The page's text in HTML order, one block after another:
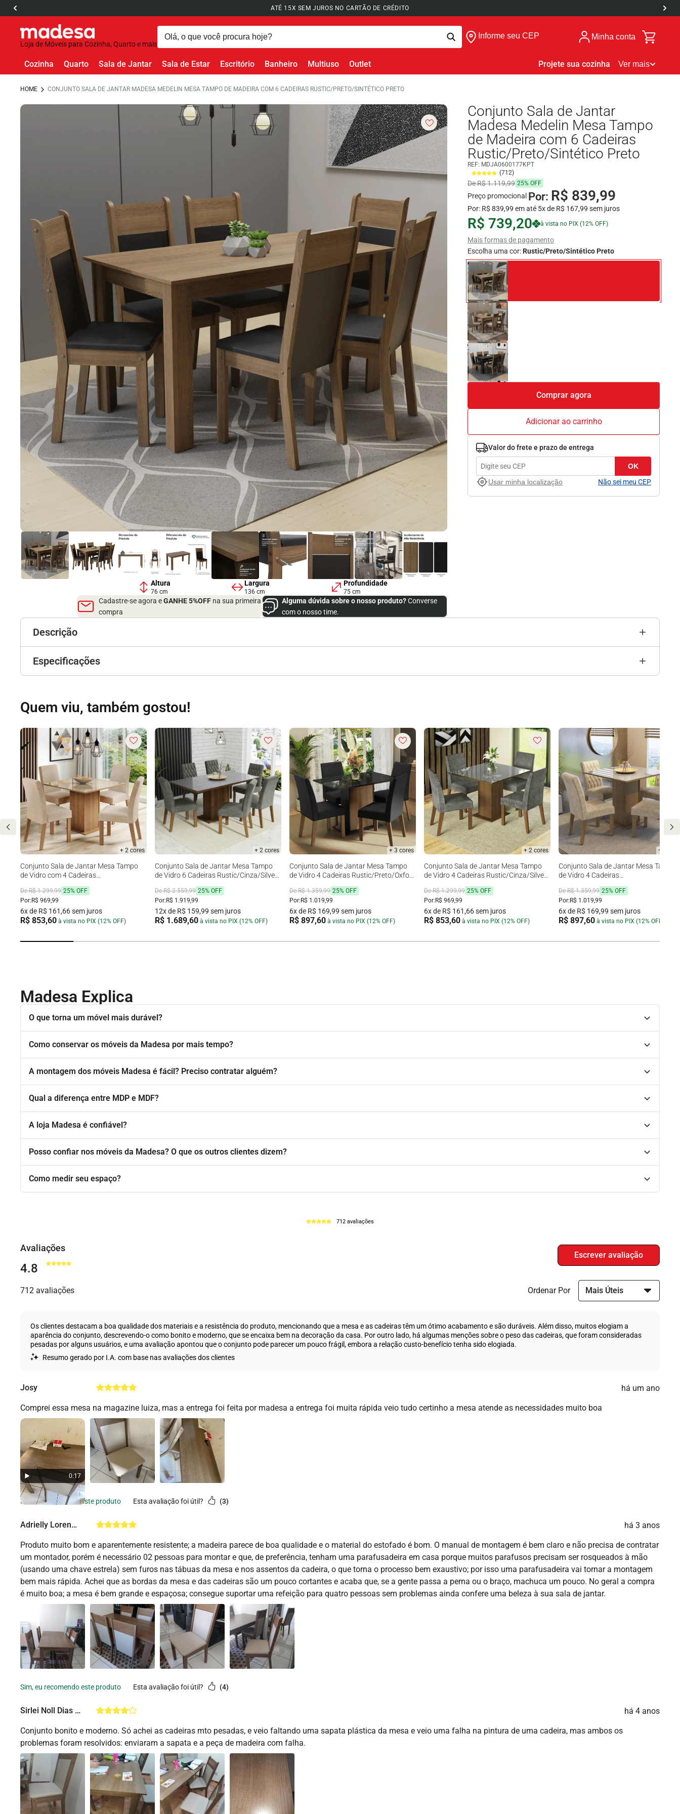
ATÉ 15X SEM JUROS NO CARTÃO DE CRÉDITO
Loja de Móveis para Cozinha, Quarto e mais
Informe seu CEP Minha conta
Cozinha Quarto Sala de Jantar Sala de Estar Escritório Banheiro Multiuso Outlet Projete sua cozinha Ver mais
HOME CONJUNTO SALA DE JANTAR MADESA MEDELIN MESA TAMPO DE MADEIRA COM 6 CADEIRAS RUSTIC/PRETO/SINTÉTICO PRETO
Altura
76 cm
Largura
136 cm
Profundidade
75 cm
Cadastre-se agora eGANHE 5%OFFna sua primeira
compra
Alguma dúvida sobre o nosso produto?Converse
com o nosso time.
Conjunto Sala de Jantar
Madesa Medelin Mesa Tampo
de Madeira com 6 Cadeiras
Rustic/Preto/Sintético Preto
REF: MDJA0600177KPT
(712)
De R$ 1.119,99 25% OFF
Preço promocional Por: R$ 839,99
Por: R$ 839,99 em até 5x de R$ 167,99 sem juros
R$ 739,20 à vista no PIX (12% OFF)
Mais formas de pagamento
Escolha uma cor: Rustic/Preto/Sintético Preto
Adicionar ao carrinho
Comprar agora
Valor do frete e prazo de entrega
OK
Usar minha localização
Não sei meu CEP
Descrição
Especificações
Quem viu, também gostou!
+ 2 cores
Conjunto Sala de Jantar Mesa Tampo
de Vidro com 4 Cadeiras
De R$ 1.299,99 25% OFF
Por:R$ 969,99
6x de R$ 161,66 sem juros
R$ 853,60 à vista no PIX (12% OFF)
+ 2 cores
Conjunto Sala de Jantar Mesa Tampo
de Vidro 6 Cadeiras Rustic/Cinza/Silver
De R$ 2.559,99 25% OFF
Por:R$ 1.919,99
12x de R$ 159,99 sem juros
R$ 1.689,60 à vista no PIX (12% OFF)
+ 3 cores
Conjunto Sala de Jantar Mesa Tampo
de Vidro 4 Cadeiras Rustic/Preto/Oxford
De R$ 1.359,99 25% OFF
Por:R$ 1.019,99
6x de R$ 169,99 sem juros
R$ 897,60 à vista no PIX (12% OFF)
+ 2 cores
Conjunto Sala de Jantar Mesa Tampo
de Vidro 4 Cadeiras Rustic/Cinza/Silver
De R$ 1.299,99 25% OFF
Por:R$ 969,99
6x de R$ 161,66 sem juros
R$ 853,60 à vista no PIX (12% OFF)
+ 2
Conjunto Sala de Jantar Mesa Tampo
de Vidro 4 Cadeiras
De R$ 1.359,99 25% OFF
Por:R$ 1.019,99
6x de R$ 169,99 sem juros
R$ 897,60 à vista no PIX (12% OFF)
Madesa Explica
O que torna um móvel mais durável?
Como conservar os móveis da Madesa por mais tempo?
A montagem dos móveis Madesa é fácil? Preciso contratar alguém?
Qual a diferença entre MDP e MDF?
A loja Madesa é confiável?
Posso confiar nos móveis da Madesa? O que os outros clientes dizem?
Como medir seu espaço?
712 avaliações
Avaliações
4.8
712 avaliações Ordenar Por
Os clientes destacam a boa qualidade dos materiais e a resistência do produto, mencionando que a mesa e as cadeiras têm um ótimo acabamento e são duráveis. Além disso, muitos elogiam a
aparência do conjunto, descrevendo-o como bonito e moderno, que se encaixa bem na decoração da casa. Por outro lado, há algumas menções sobre o peso das cadeiras, que foram consideradas
pesadas por alguns usuários, e uma avaliação apontou que o conjunto pode parecer um pouco frágil, embora a relação custo-benefício tenha sido elogiada.
Resumo gerado por I.A. com base nas avaliações dos clientes
Josy há um ano
Comprei essa mesa na magazine luiza, mas a entrega foi feita por madesa a entrega foi muita rápida veio tudo certinho a mesa atende as necessidades muito boa
0:17
esta avaliação foi útil? 3
Adrielly Lorena Rodrigues de Oliveira há 3 anos
Produto muito bom e aparentemente resistente; a madeira parece de boa qualidade e o material do estofado é bom. O manual de montagem é bem claro e não precisa de contratar
um montador, porém é necessário 02 pessoas para montar e que, de preferência, tenham uma parafusadeira em casa porque muitos parafusos precisam ser rosqueados à mão
(usando uma chave estrela) sem furos nas tábuas da mesa e nos assentos da cadeira, o que torna o processo bem exaustivo; por isso uma parafusadeira vai tornar a montagem
bem mais rápida. Achei que as bordas da mesa e das cadeiras são um pouco cortantes e acaba que, se a gente passa a perna ou o braço, machuca um pouco. No geral a compra
é muito boa; a mesa é bem grande e espaçosa; consegue suportar uma refeição para quatro pessoas sem problemas ainda confere uma beleza à sua sala de jantar.
esta avaliação foi útil? 4
Sirlei Noll Dias Ferreira há 4 anos
Conjunto bonito e moderno. Só achei as cadeiras mto pesadas, e veio faltando uma sapata plástica da mesa e veio uma falha na pintura de uma cadeira, mas ambos os
problemas foram resolvidos: enviaram a sapata e a peça de madeira com falha.